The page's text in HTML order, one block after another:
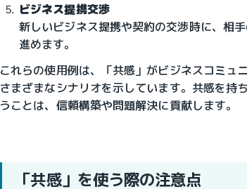
ビジネス提携交渉
新しいビジネス提携や契約の交渉時に、 相
進めます。
これらの使用例は、「共感」がビジネスコミュ
さまざまなシナリオを示しています。共感を持
うことは、信頼構築や問題解決に貢献します。
「共感」を使う際の注意点